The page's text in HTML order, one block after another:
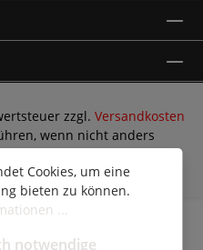
zzgl. Versandkosten
wenn nicht anders
Theme by RH-Webdesign
Cookies, um eine
bieten zu können.
...
notwendige